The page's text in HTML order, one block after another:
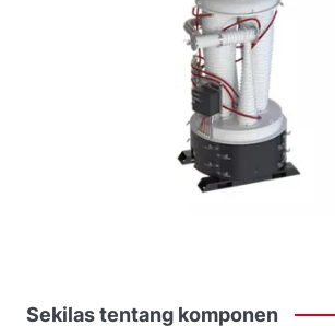
Sekilastentang komponen